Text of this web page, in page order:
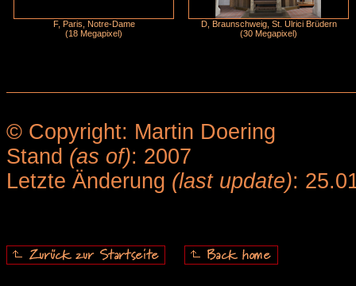
F, Paris, Notre-Dame
(18 Megapixel)
D, Braunschweig, St. Ulrici Brüdern
(30 Megapixel)
© Copyright: Martin Doering
Stand (as of): 2007
Letzte Änderung (last update):